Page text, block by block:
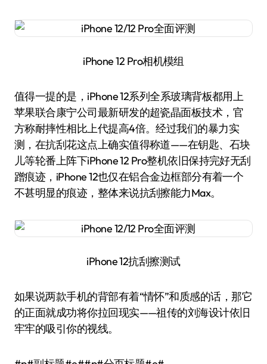
iPhone 12 Pro相机模组
值得一提的是，iPhone 12系列全系玻璃背板都用上
苹果联合康宁公司最新研发的超瓷晶面板技术，官
方称耐摔性相比上代提高4倍。经过我们的暴力实
测，在抗刮花这点上确实值得称道——在钥匙、石块
儿等轮番上阵下iPhone 12 Pro整机依旧保持完好无刮
蹭痕迹，iPhone 12也仅在铝合金边框部分有着一个
不甚明显的痕迹，整体来说抗刮擦能力Max。
iPhone 12抗刮擦测试
如果说两款手机的背部有着“情怀”和质感的话，那它
的正面就成功将你拉回现实——祖传的刘海设计依旧
牢牢的吸引你的视线。